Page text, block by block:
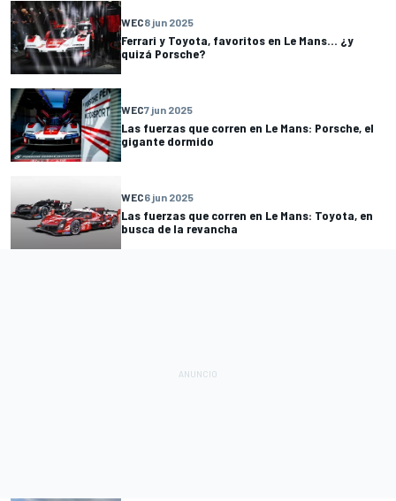
WEC8 jun 2025
Ferrari y Toyota, favoritos en Le Mans... ¿y
quizá Porsche?
WEC7 jun 2025
Las fuerzas que corren en Le Mans: Porsche, el
gigante dormido
WEC6 jun 2025
Las fuerzas que corren en Le Mans: Toyota, en
busca de la revancha